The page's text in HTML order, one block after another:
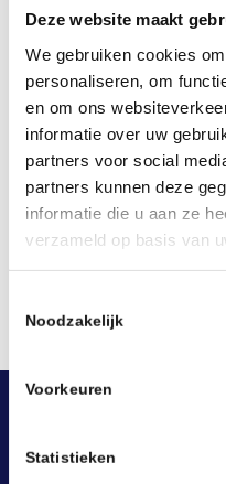
Deze website maakt
We gebruiken cookies
personaliseren, om
en om ons
informatie over uw
partners voor social
partners kunnen deze
informatie die u aan ze
verzameld op basis van
Noodzakelijk
Voorkeuren
Statistieken
Lifestars Award te
/
Deel dit stuk